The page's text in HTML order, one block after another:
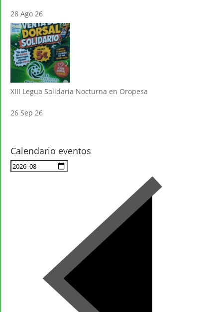
28 Ago 26
XIII Legua Solidaria Nocturna en Oropesa
26 Sep 26
Calendario eventos